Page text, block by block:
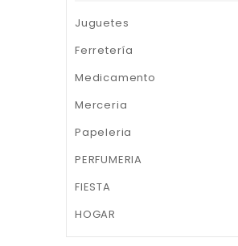
Juguetes
Ferretería
Medicamento
Merceria
Papeleria
PERFUMERIA
FIESTA
HOGAR